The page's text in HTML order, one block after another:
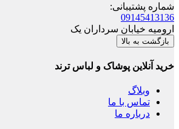
شماره پشتیبانی:
09145413136
ارومیه خیابان سرداران یک
بازگشت به بالا
خرید آنلاین پوشاک و لباس ترند
وبلاگ
تماس با ما
درباره ما